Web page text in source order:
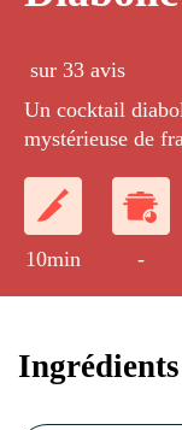
sur 33 avis
Un cocktail
mystérieuse de
10min -